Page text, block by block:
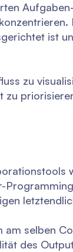
ist
zu
zu
selben
des